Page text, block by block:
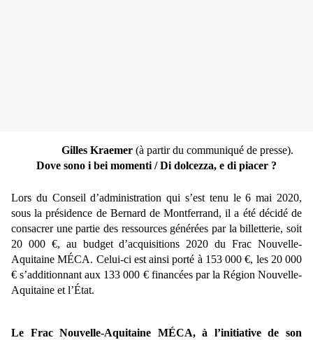
Gilles Kraemer (à partir du communiqué de presse).
Dove sono i bei momenti / Di dolcezza, e di piacer ?
Lors du Conseil d’administration qui s’est tenu le 6 mai 2020,
sous la présidence de Bernard de Montferrand, il a été décidé de
consacrer une partie des ressources générées par la billetterie, soit
20 000 €, au budget d’acquisitions 2020 du Frac Nouvelle-
Aquitaine MÉCA. Celui-ci est ainsi porté à 153 000 €, les 20 000
€ s’additionnant aux 133 000 € financées par la Région Nouvelle-
Aquitaine et l’État.
Le Frac Nouvelle-Aquitaine MÉCA, à l’initiative de son